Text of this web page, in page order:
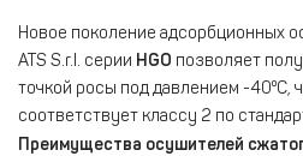
Новое поколение адсорбционных
ATS S.r.l. серии HGO позволяет
точкой росы под давлением -40⁰С,
соответствует классу 2 по
Преимущества осушителей